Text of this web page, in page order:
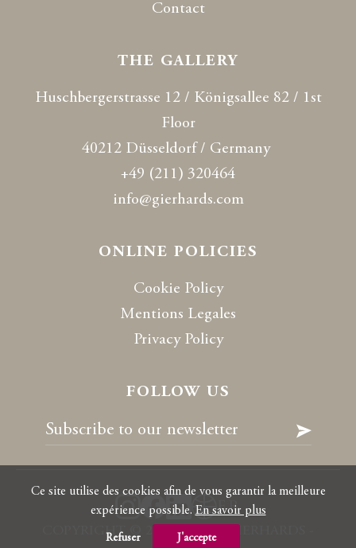
Ce site utilise des cookies afin de vous garantir la meilleure
expérience possible. En savoir plus
Refuser J'accepte
Contact
THE GALLERY
Huschbergerstrasse 12 / Königsallee 82 / 1st
Floor
40212 Düsseldorf / Germany
+49 (211) 320464
info@gierhards.com
ONLINE POLICIES
Cookie Policy
Mentions Legales
Privacy Policy
FOLLOW US
COPYRIGHT 2026 RALPH GIERHARDS -
FR